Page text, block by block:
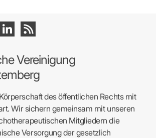
Vereinigung
des öffentlichen Rechts mit
Wir sichern gemeinsam mit unseren
Mitgliedern die
Versorgung der gesetzlich